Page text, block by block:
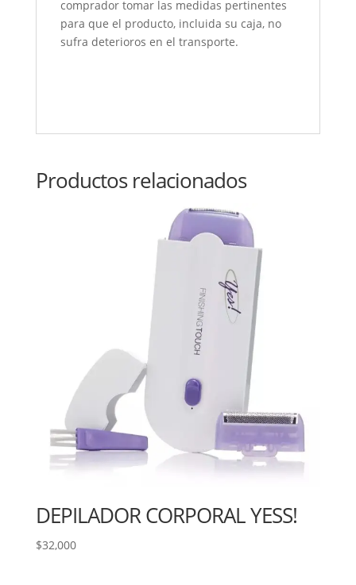
comprador tomar las medidas pertinentes
para que el producto, incluida su caja, no
sufra deterioros en el transporte.
Productos relacionados
DEPILADOR CORPORAL YESS!
$32,000